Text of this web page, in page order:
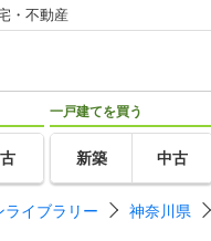
・不動産
一戸建てを買う
新築 中古
ライブラリー 神奈川県